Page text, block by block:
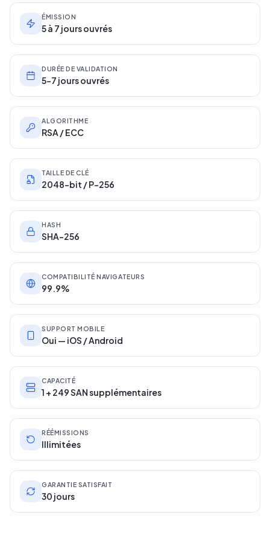
ÉMISSION
5 à 7 jours ouvrés
DURÉE DE VALIDATION
5-7 jours ouvrés
ALGORITHME
RSA / ECC
TAILLE DE CLÉ
2048-bit / P-256
HASH
SHA-256
COMPATIBILITÉ NAVIGATEURS
99.9%
SUPPORT MOBILE
Oui — iOS / Android
CAPACITÉ
1 + 249 SAN supplémentaires
RÉÉMISSIONS
Illimitées
GARANTIE SATISFAIT
30 jours